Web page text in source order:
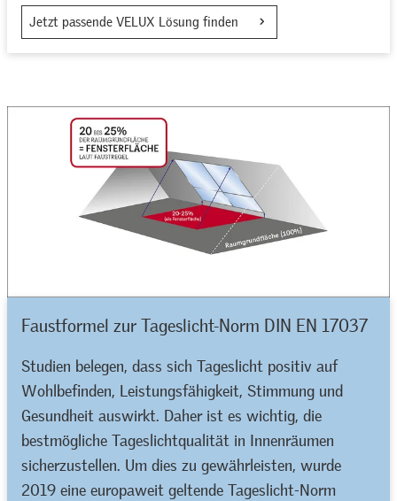
Jetzt passende VELUX Lösung finden
Faustformel zur Tageslicht-Norm DIN EN 17037
Studien belegen, dass sich Tageslicht positiv auf
Wohlbefinden, Leistungsfähigkeit, Stimmung und
Gesundheit auswirkt. Daher ist es wichtig, die
bestmögliche Tageslichtqualität in Innenräumen
sicherzustellen. Um dies zu gewährleisten, wurde
2019 eine europaweit geltende Tageslicht-Norm